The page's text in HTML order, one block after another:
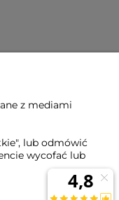
z mediami
lub odmówić
wycofać lub